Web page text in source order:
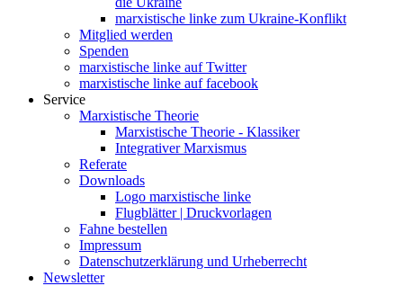
marxistische linke zum Ukraine-Konflikt
Mitglied werden
Spenden
marxistische linke auf Twitter
marxistische linke auf facebook
Service
Marxistische Theorie
Marxistische Theorie - Klassiker
Integrativer Marxismus
Referate
Downloads
Logo marxistische linke
Flugblätter | Druckvorlagen
Fahne bestellen
Impressum
Datenschutzerklärung und Urheberrecht
Newsletter